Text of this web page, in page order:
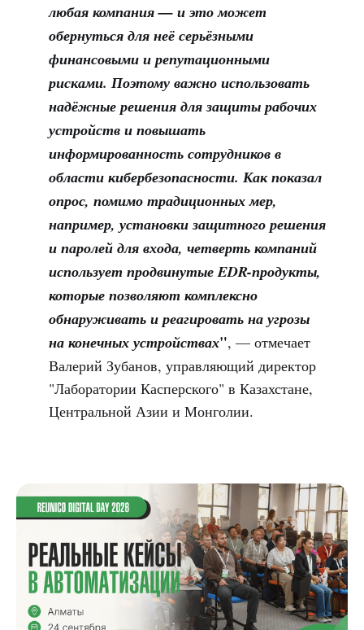
любая компания — и это может
обернуться для неё серьёзными
финансовыми и репутационными
рисками. Поэтому важно использовать
надёжные решения для защиты рабочих
устройств и повышать
информированность сотрудников в
области кибербезопасности. Как показал
опрос, помимо традиционных мер,
например, установки защитного решения
и паролей для входа, четверть компаний
использует продвинутые EDR-продукты,
которые позволяют комплексно
обнаруживать и реагировать на угрозы
на конечных устройствах", — отмечает
Валерий Зубанов, управляющий директор
"Лаборатории Касперского" в Казахстане,
Центральной Азии и Монголии.